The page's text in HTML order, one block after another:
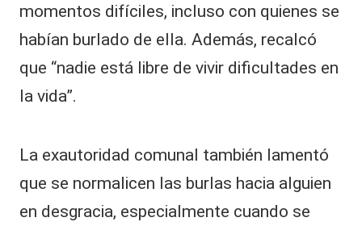
momentos difíciles, incluso con quienes se
habían burlado de ella. Además, recalcó
que “nadie está libre de vivir dificultades en
la vida”.
La exautoridad comunal también lamentó
que se normalicen las burlas hacia alguien
en desgracia, especialmente cuando se